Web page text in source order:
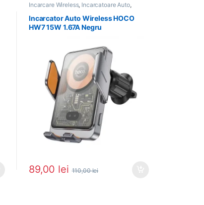
Incarcare Wireless, Incarcatoare Auto,
Incarcatoare Telefon
PROMOTII,Suporturi si accesorii
Incarcator Auto Wireless HOCO
HW7 15W 1.67A Negru
89,00 lei 110,00lei